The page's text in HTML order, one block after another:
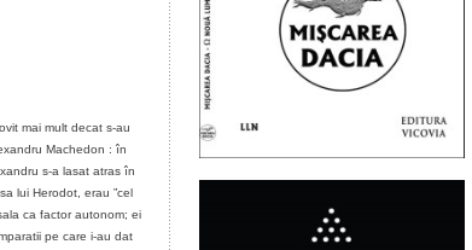
mai mult decat s-au
Machedon : în
s-a lasat atras în
lui Herodot, erau ”cel
ca factor autonom; ei
pe care i-au dat